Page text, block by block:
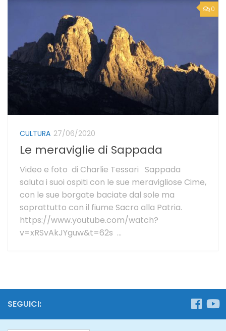
0
CULTURA 27/06/2020
Le meraviglie di Sappada
Video e foto di Charlie Tessari Sappada
saluta i suoi ospiti con le sue meravigliose Cime,
con le sue borgate baciate dal sole ma
soprattutto con il fiume Sacro alla Patria.
https://www.youtube.com/watch?
v=xRSvAkJYguw&t=62s ...
SEGUICI: